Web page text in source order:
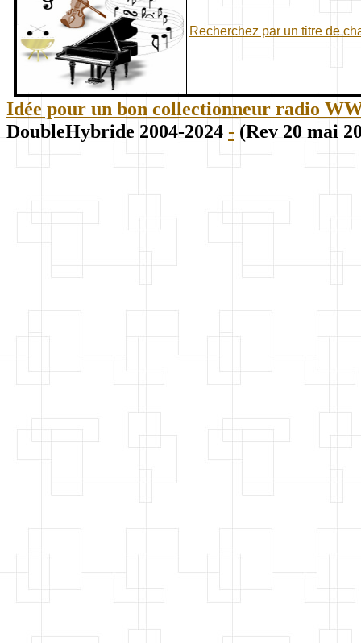
Recherchez par un titre de
Idée pour un bon collectionneur radio
DoubleHybride 2004-2024 - (Rev 20 mai